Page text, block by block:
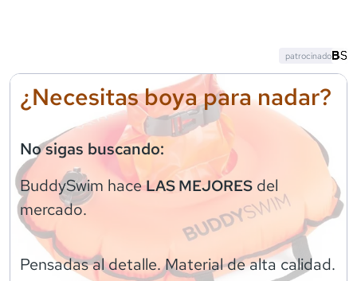
¿Necesitas boya para nadar?
No sigas buscando:
BuddySwim haceLAS MEJORES del
mercado.
Pensadas al detalle. Material de alta calidad.
patrocinado